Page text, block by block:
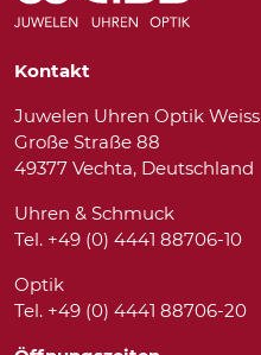
Kontakt
Juwelen Uhren Optik Weiss
Große Straße 88
49377 Vechta, Deutschland
Uhren & Schmuck
Tel. +49 (0) 4441 88706-10
Optik
Tel. +49 (0) 4441 88706-20